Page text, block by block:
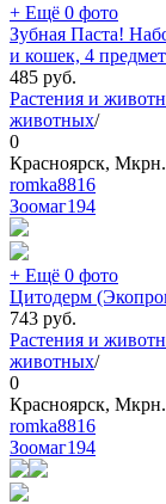
+ Ещё 0 фото
Зубная Паста!
и кошек, 4
485 руб.
Растения и
животных/
0
Красноярск,
romka8816
Зоомаг194
+ Ещё 0 фото
Цитодерм
743 руб.
Растения и
животных/
0
Красноярск,
romka8816
Зоомаг194